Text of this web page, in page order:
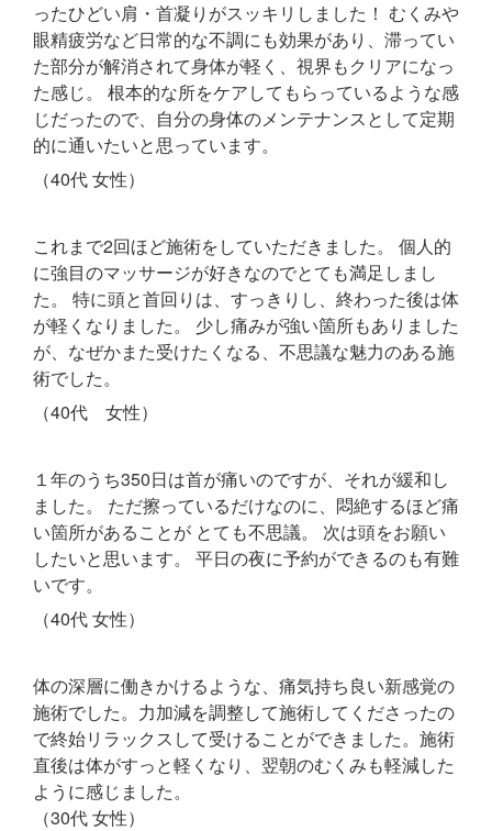
ったひどい肩・首凝りがスッキリしました！ むくみや
眼精疲労など日常的な不調にも効果があり、滞ってい
た部分が解消されて身体が軽く、視界もクリアになっ
た感じ。 根本的な所をケアしてもらっているような感
じだったので、自分の身体のメンテナンスとして定期
的に通いたいと思っています。
（40代 女性）
これまで2回ほど施術をしていただきました。 個人的
に強目のマッサージが好きなのでとても満足しまし
た。 特に頭と首回りは、すっきりし、終わった後は体
が軽くなりました。 少し痛みが強い箇所もありました
が、なぜかまた受けたくなる、不思議な魅力のある施
術でした。
（40代 女性）
１年のうち350日は首が痛いのですが、それが緩和し
ました。 ただ擦っているだけなのに、悶絶するほど痛
い箇所があることが とても不思議。 次は頭をお願い
したいと思います。 平日の夜に予約ができるのも有難
いです。
（40代 女性）
体の深層に働きかけるような、痛気持ち良い新感覚の
施術でした。力加減を調整して施術してくださったの
で終始リラックスして受けることができました。 施術
直後は体がすっと軽くなり、翌朝のむくみも軽減した
ように感じました。
（30代 女性）